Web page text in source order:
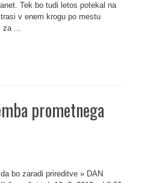
Tek bo tudi letos potekal na
v enem krogu po mestu
za ...
prometnega
bo zaradi prireditve » DAN